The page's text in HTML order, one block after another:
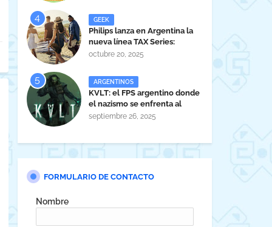
GEEK
Philips lanza en Argentina la
nueva línea TAX Series:
Powerful Sound Anywhere
octubre 20, 2025
ARGENTINOS
KVLT: el FPS argentino donde
el nazismo se enfrenta al
horror cósmico
septiembre 26, 2025
FORMULARIO DE CONTACTO
Nombre